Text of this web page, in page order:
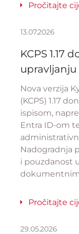
Pročitajte
13.07.2026
KCPS 1.17
Nova verzija
(KCPS) 1.17
ispisom,
Entra ID-om
Nadogradnja
i pouzdanost
Pročitajte
29.05.2026